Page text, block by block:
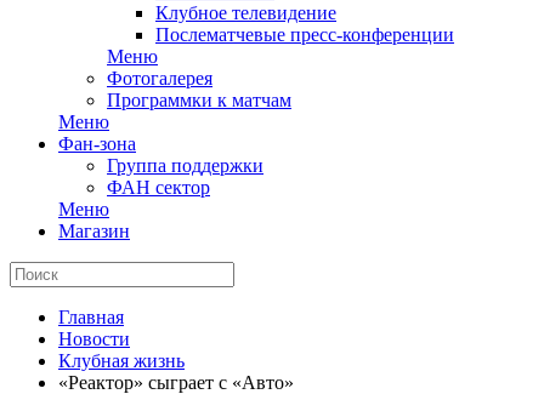
Клубное телевидение
Послематчевые пресс-конференции
Меню
Фотогалерея
Программки к матчам
Меню
Фан-зона
Группа поддержки
ФАН сектор
Меню
Магазин
Главная
Новости
Клубная жизнь
«Реактор» сыграет с «Авто»